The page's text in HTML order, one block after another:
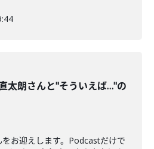
太朗さんと"そういえば…"の
お迎えします。Podcastだけで